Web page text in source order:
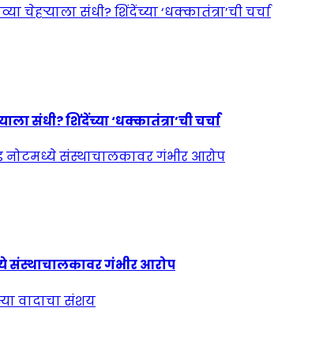
संधी? शिंदेंच्या ‘धक्कातंत्रा’ची चर्चा
संस्थाचालकावर गंभीर आरोप